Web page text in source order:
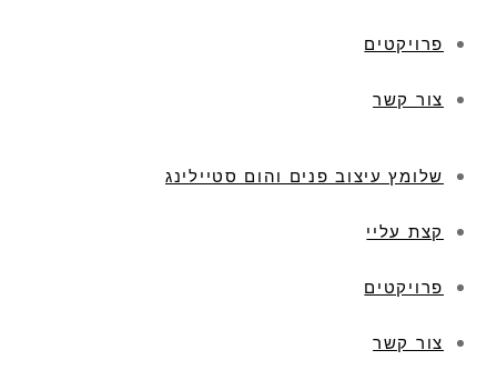
פרויקטים
צור קשר
שלומץ עיצוב פנים והום סטיילינג
קצת עליי
פרויקטים
צור קשר